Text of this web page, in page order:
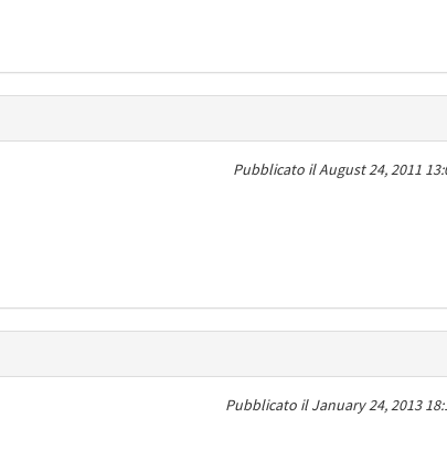
Pubblicato ilAugust 24, 2011
Pubblicato ilJanuary 24, 2013